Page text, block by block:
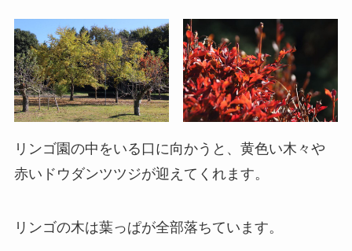
リンゴ園の中をいる口に向かうと、黄色い木々や
赤いドウダンツツジが迎えてくれます。
リンゴの木は葉っぱが全部落ちています。